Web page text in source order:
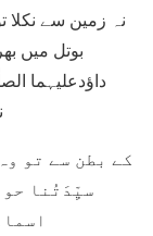
نہ زمین سے
بوتل میں
کے بطن سے تو
سیِّدَتُنا